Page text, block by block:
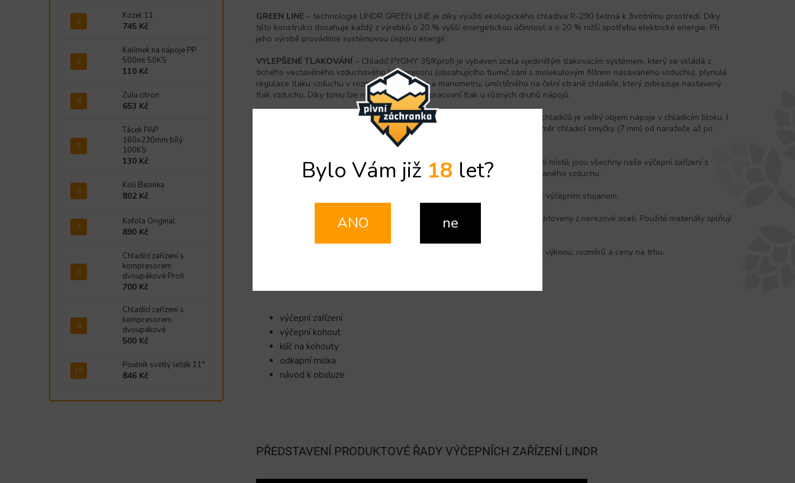
Kozel 11
745 Kč
Kelímek na nápoje PP
500ml 50KS
110 Kč
Zulu citron
653 Kč
Tácek PAP
160x230mm bílý
100KS
130 Kč
Koli Bezinka
802 Kč
Kofola Original
890 Kč
Chladící zařízení s
kompresorem
dvoupákové Profi
700 Kč
Chladící zařízení s
kompresorem
dvoupákové
500 Kč
Poutník světlý ležák 11°
846 Kč
GREEN LINE – technologie LINDR GREEN LINE je díky využití ekologického chladiva R-290 šetrná k životnímu prostředí. Díky
této konstrukci dosahuje každý z výrobků o 20 % vyšší energetickou účinnost a o 20 % nižší spotřebu elektrické energie. Při
jeho výrobě provádíme systémovou úsporu energií.
VYLEPŠENÉ TLAKOVÁNÍ – Chladič PYGMY 35/Kprofi je vybaven zcela ojedinělým tlakovacím systémem, který se skládá z
tichého vestavěného vzduchového kompresoru (obsahujícího tlumič sání s molekulovým filtrem nasávaného vzduchu), plynulé
regulace tlaku vzduchu v rozmezí 1,0 - 3,6 Bar a manometru, umístěného na čelní straně chladiče, který zobrazuje nastavený
tlak vzduchu. Díky tomu lze nastavit optimální pracovní tlak u různých druhů nápojů.
ICÍM BLOKU– Charakteristickým znakem našich chladičů je velký objem nápoje v chladicím bloku. I
ty nejmenší modely řady PYGMY ho mají minimálně 0,5 l. Jednotný vnitřní průměr chladicí smyčky (7 mm) od naražeče až po
kohout zaručuje čistotu a optimální průtok nápoje.
VZDUCHOVÝ FILTR
– Protože je pro nás kvalita čepovaného nápoje na první místě, jsou všechny naše výčepní zařízení s
vestavěným vzduchovým kompresorem vybaveny molekulovým filtrem nasávaného vzduchu.
– Toto výčepní zařízení jde použít i v kombinaci s výčepním stojanem.
NEREZOVÁ KONSTRUKCE – Kompletní konstrukce i chladicí smyčka jsou zhotoveny z nerezové oceli. Použité materiály splňují
nejvyšší požadavky hygienických norem a jsou zárukou dlouhé životnosti.
– Přenosné chladiče PYGMY mají nejlepší poměr výkonu, rozměrů a ceny na trhu.
výčepní zařízení
výčepní kohout
klíč na kohouty
odkapní miska
návod k obsluze
PŘEDSTAVENÍ PRODUKTOVÉ ŘADY VÝČEPNÍCH ZAŘÍZENÍ LINDR
Bylo Vám již 18 let?
ANO ne